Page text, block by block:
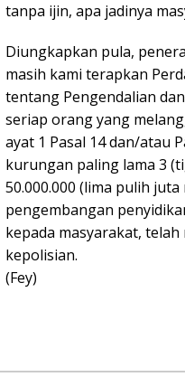
tanpa ijin, apa jadinya
Diungkapkan pula,
masih kami terapkan
tentang Pengendalian
seriap orang yang
ayat 1 Pasal 14 dan/atau
kurungan paling lama 3
50.000.000 (lima pulih
pengembangan
kepada masyarakat,
kepolisian.
(Fey)